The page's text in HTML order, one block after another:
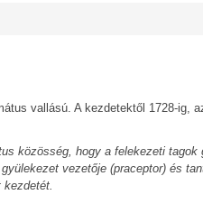
vallású. A kezdetektől 1728-
közösség, hogy a felekezeti
vezetője (praceptor) és
kezdetét.